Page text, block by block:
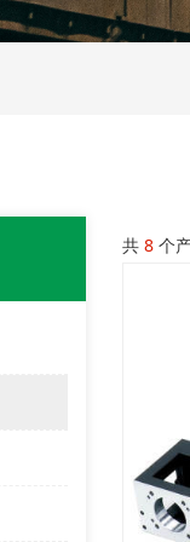
共 8 个